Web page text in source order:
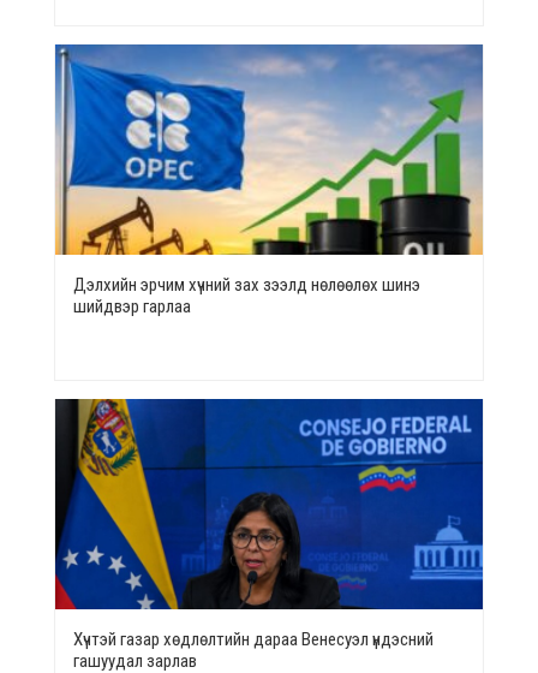
Дэлхийн эрчим хүчний зах зээлд нөлөөлөх шинэ
шийдвэр гарлаа
Хүчтэй газар хөдлөлтийн дараа Венесуэл үндэсний
гашуудал зарлав